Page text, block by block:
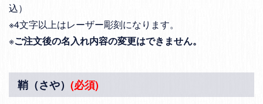
込）
※4文字以上はレーザー彫刻になります。
※ご注文後の名入れ内容の変更はできません。
鞘（さや） (必須)